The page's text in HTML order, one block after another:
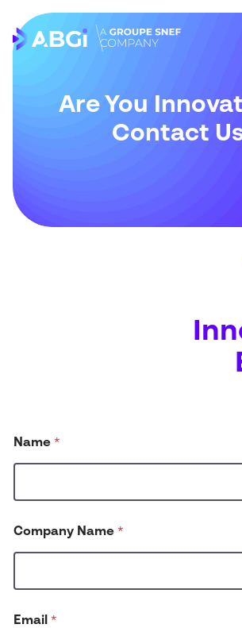
Are You
Contact
Name *
Company Name *
Email *